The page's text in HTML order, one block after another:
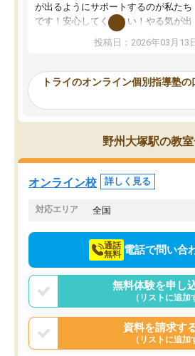
が出るようにサポートするのが私たち
です！安心してください！やる気が出
ないのは私たち講師の責任です」と言
ってくださり、確かに！と考えて、思
ったんですが、学生の先生から学ぶこ
み、徐々に成績が上がったらいいなと
思っていました。何が今足りないのか
を的確に指導いただき、子どももびっ
くりするほど楽しんでやる気を持って
塾を受けています。狙い通り、少しず
つ成績も上がり、苦手意識も無くなっ
てきたので、さらに苦手な数学も追加
でお願いしました。来年の高校受験に
投稿日：2026年03月13
トライのオンライン個別指導塾
野州大塚駅の教
オンライン校 詳しく見る
対応エリア 全国
通話
無料 電話で問い合
無料体験を申し
（リストに追加
資料を請求す
（リストに追加